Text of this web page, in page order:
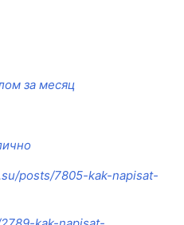
за месяц
posts/7805-kak-napisat-